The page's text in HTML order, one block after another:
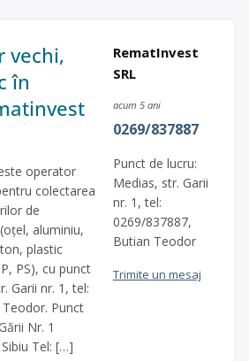
vechi,
în
operator
colectarea
de
aluminiu,
plastic
PS), cu punct
Garii nr. 1, tel:
Punct
Nr. 1
Tel: […]
RematInvest
SRL
acum 5 ani
0269/837887
Punct de lucru:
Medias, str. Garii
nr. 1, tel:
0269/837887,
Butian Teodor
Trimite un mesaj